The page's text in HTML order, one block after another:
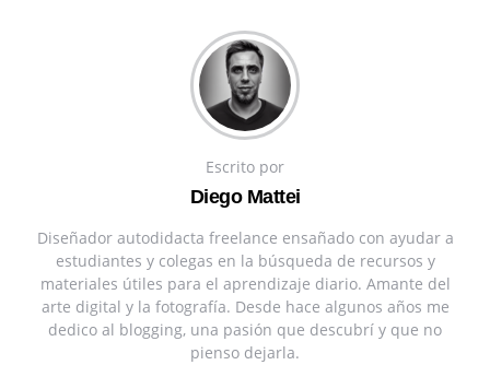
Escrito por
Diego Mattei
Diseñador autodidacta freelance ensañado con ayudar a
estudiantes y colegas en la búsqueda de recursos y
materiales útiles para el aprendizaje diario. Amante del
arte digital y la fotografía. Desde hace algunos años me
dedico al blogging, una pasión que descubrí y que no
pienso dejarla.